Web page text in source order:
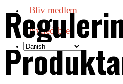
Bliv medlem
Nyhedsbrev